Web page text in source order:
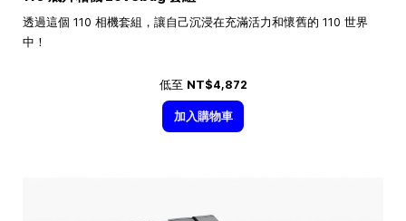
透過這個 110 相機套組，讓自己沉浸在充滿活力和懷舊的 110 世界
中！
低至 NT$4,872
加入購物車